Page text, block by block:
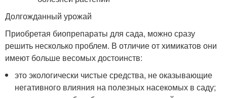
Долгожданный урожай
Приобретая биопрепараты для сада, можно сразу
решить несколько проблем. В отличие от химикатов они
имеют больше весомых достоинств:
это экологически чистые средства, не оказывающие
негативного влияния на полезных насекомых в саду;